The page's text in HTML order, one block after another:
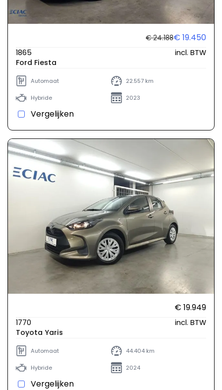
€ 24.188€ 19.450
1865
incl. BTW
Ford Fiesta
Automaat 22.557 km
Hybride 2023
Vergelijken
€ 19.949
1770
incl. BTW
Toyota Yaris
Automaat 44.404 km
Hybride 2024
Vergelijken